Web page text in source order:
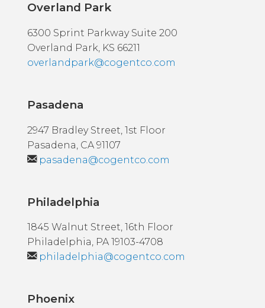
Overland Park
6300 Sprint Parkway Suite 200
Overland Park, KS 66211
overlandpark@cogentco.com
Pasadena
2947 Bradley Street, 1st Floor
Pasadena, CA 91107
pasadena@cogentco.com
Philadelphia
1845 Walnut Street, 16th Floor
Philadelphia, PA 19103-4708
philadelphia@cogentco.com
Phoenix